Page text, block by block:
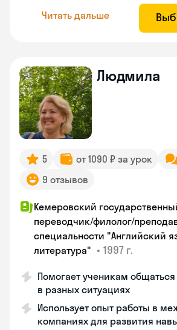
Читать дальше
Людмила
5 от 1090 ₽ за урок
9 отзывов
Кемеровский
переводчик/филолог/
специальности "Английский
литература" • 1997 г.
Помогает ученикам
в разных ситуациях
Использует опыт работы в
компаниях для развития